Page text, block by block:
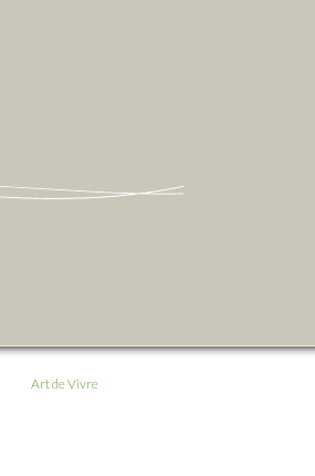
Art de Vivre